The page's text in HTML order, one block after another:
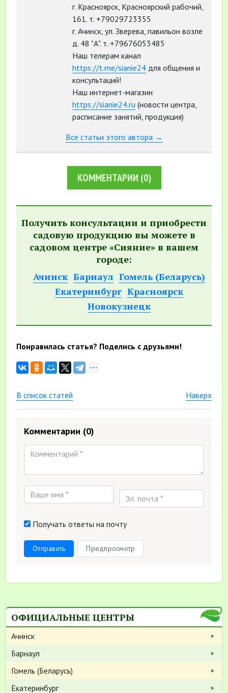
г. Красноярск, Красноярский рабочий,
161. т. +79029723355
г. Ачинск, ул. Зверева, павильон возле
д. 48 "А". т. +79676053485
Наш телерам канал
https://t.me/sianie24 для общения и
консультаций!
Наш интернет-магазин
https://sianie24.ru (новости центра,
расписание занятий, продукция)
Все статьи этого автора →
КОММЕНТАРИИ (0)
Получить консультации и приобрести
садовую продукцию вы можете в
садовом центре «Сияние» в вашем
городе:
Ачинск Барнаул Гомель (Беларусь)
Екатеринбург Красноярск
Новокузнецк
Понравилась статья? Поделись с друзьями!
В список статей Наверх
Комментарии (0)
Получать ответы на почту
Отправить Предпросмотр
ОФИЦИАЛЬНЫЕ ЦЕНТРЫ
Ачинск
Барнаул
Гомель (Беларусь)
Екатеринбург